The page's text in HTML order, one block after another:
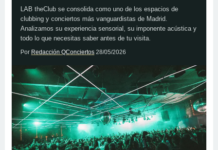
LAB theClub se consolida como uno de los espacios de
clubbing y conciertos más vanguardistas de Madrid.
Analizamos su experiencia sensorial, su imponente acústica y
todo lo que necesitas saber antes de tu visita.
Por Redacción QConciertos 28/05/2026